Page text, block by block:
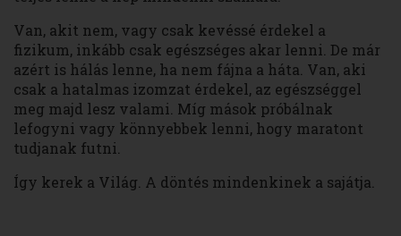
Van, akit nem, vagy csak kevéssé érdekel a
fizikum, inkább csak egészséges akar lenni. De már
azért is hálás lenne, ha nem fájna a háta. Van, aki
csak a hatalmas izomzat érdekel, az egészséggel
meg majd lesz valami. Míg mások próbálnak
lefogyni vagy könnyebbek lenni, hogy maratont
tudjanak futni.
Így kerek a Világ. A döntés mindenkinek a sajátja.